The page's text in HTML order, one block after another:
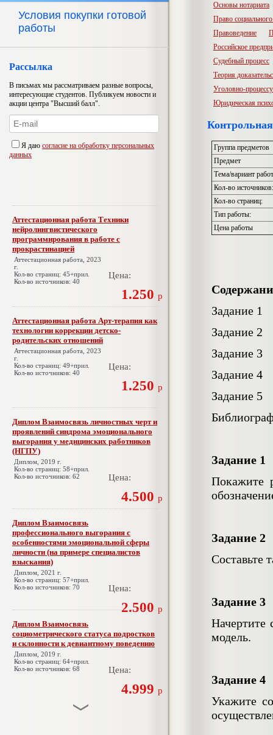
Условия покупки готовой
работы
Рассылка
В письмах мы рассматриваем разные вопросы,
интересующие студентов. Публикуем новости и
акции центра "Высший балл".
Я даю согласие на обработку персональных
данных
Аттестационная работа Техники
нейролингвистического
программирования в работе с
прокрастинацией
Аттестационная работа, 2023
г.
Кол-во страниц: 45+прил.
Кол-во источников: 40
Цена:
1.250 р
Аттестационная работа Арт-терапия как
технологии коррекции детско-
родительских отношений
Аттестационная работа, 2023
г.
Кол-во страниц: 49+прил.
Кол-во источников: 40
Цена:
1.250 р
Диплом Взаимосвязь личностных черт и
проявлений синдрома эмоционального
выгорания у медицинских работников
(НГПУ)
Диплом, 2019 г.
Кол-во страниц: 58+прил.
Кол-во источников: 62
Цена:
4.500 р
Диплом Взаимосвязь
профессионального выгорания с
особенностями эмоциональной сферы
личности (на примере специалистов
взыскания)
Диплом, 2021 г.
Кол-во страниц: 57+прил.
Кол-во источников: 70
Цена:
2.500 р
Диплом Взаимосвязь
социометрического статуса подростков
и склонности к девиантному поведению
Диплом, 2019 г.
Кол-во страниц: 64+прил.
Кол-во источников: 68
Цена:
4.999 р
Основы нотариата
Право
Правоведение
Российское
Судебный процесс
Теория
Уголовно-
Юридическая
Группа предметов
Предмет
Тема/вариант
Кол-во источников:
Кол-во страниц:
Тип работы:
Цена работы
Задание 1
Задание 2
Задание 3
Задание 4
Задание 5
Задание 1
Покажите
Задание 2
Составьте
Задание 3
модель.
Задание 4
Укажите